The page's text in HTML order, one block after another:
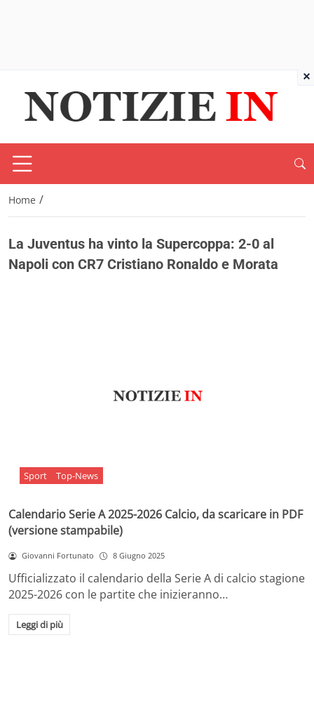
Home /
La Juventus ha vinto la Supercoppa: 2-0 al
Napoli con CR7 Cristiano Ronaldo e Morata
Sport Top-News
Calendario Serie A 2025-2026 Calcio, da scaricare in PDF
(versione stampabile)
Giovanni Fortunato 8 Giugno 2025
Ufficializzato il calendario della Serie A di calcio stagione
2025-2026 con le partite che inizieranno…
Leggi di più
×